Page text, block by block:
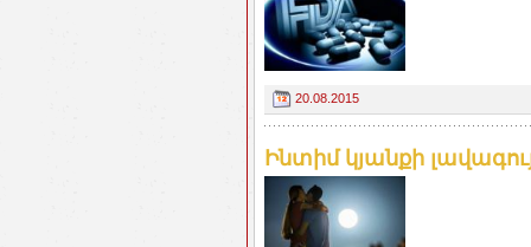
20.08.2015
Ինտիմ կյանքի